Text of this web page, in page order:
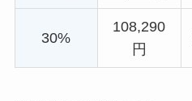
30%
108,290
円